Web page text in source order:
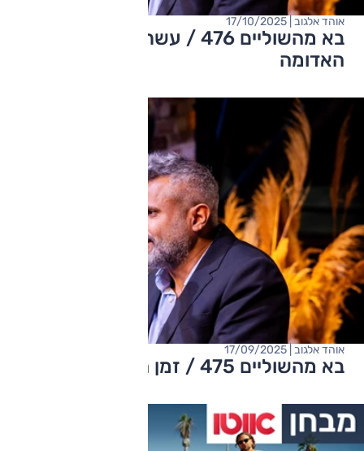
בא מהשוליים 476 / עשרים שנה עם
האדומה
אוהד אלגוב | 17/10/2025
בא מהשוליים 475 / זמן חגים, לא חגיגי
אוהד אלגוב | 17/09/2025